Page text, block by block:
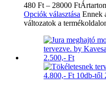
480 Ft – 28000 Ft
Opciók választása Ennek
változatok a